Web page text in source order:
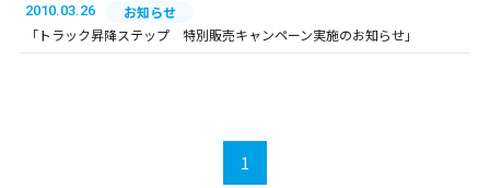
2010.03.26
お知らせ
「トラック昇降ステップ 特別販売キャンペーン実施のお知らせ」
1